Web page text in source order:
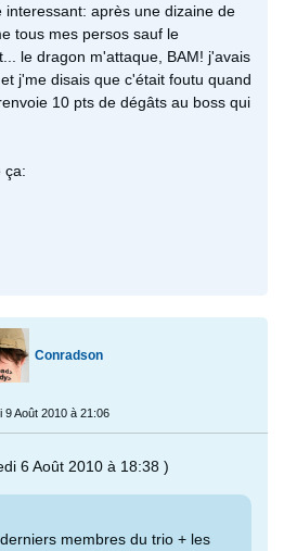
interessant: après une dizaine de
tous mes persos sauf le
le dragon m'attaque, BAM! j'avais
j'me disais que c'était foutu quand
10 pts de dégâts au boss qui
ça:
Conradson
9 Août 2010 à 21:06
6 Août 2010 à 18:38 )
membres du trio + les